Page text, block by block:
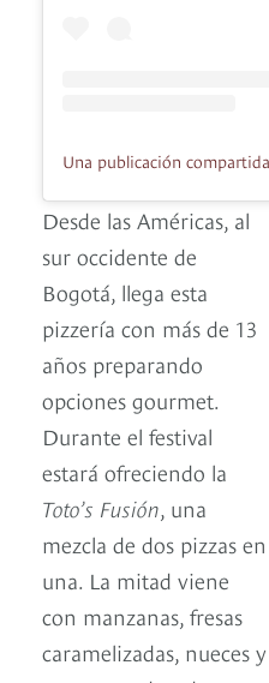
Desde las Américas, al
sur occidente de
Bogotá, llega esta
pizzería con más de 13
años preparando
opciones gourmet.
Durante el festival
estará ofreciendo la
Toto’s Fusión , una
mezcla de dos pizzas en
una. La mitad viene
con manzanas, fresas
caramelizadas, nueces y